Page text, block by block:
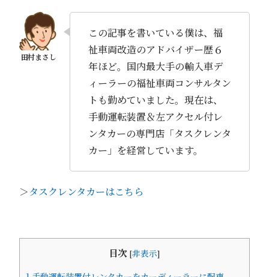
この記事を書いている僕は、福
祉車両改造のアドバイザー歴６
年ほど。国内最大手の輸入車デ
ィーラーの福祉車両コンサルタン
トも勤めていました。現在は、
手動運転装置＆左アクセル付レ
ンタカーの専門店「タスクレンタ
カー」を経営しています。
＞タスクレンタカーはこちら
目次 [非表示]